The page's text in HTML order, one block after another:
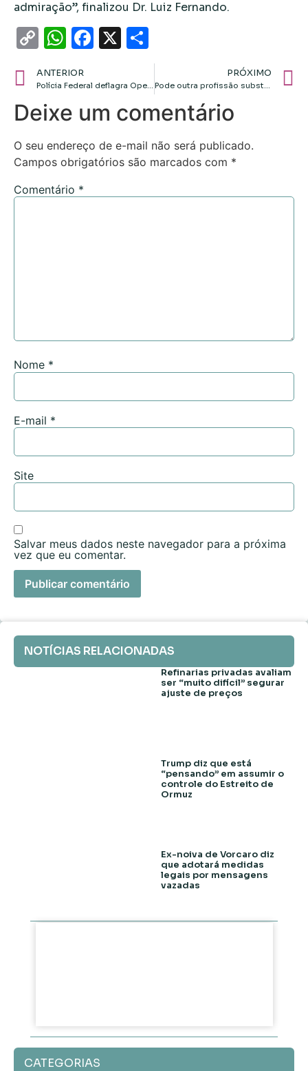
admiração”, finalizou Dr. Luiz Fernando.
CopyWhatsApp
Facebook
X
ANTERIOR
Polícia Federal deflagra Operação Sisamnes para investigar esquema de venda de sentenças e corrupção no TJMT
PRÓXIMO
Pode outra profissão substituir o engenheiro florestal no manejo florestal sem prejuízo ao meio ambiente?
Deixe um comentário
O seu endereço de e-mail não será publicado.
Campos obrigatórios são marcados com *
Comentário *
Nome *
E-mail *
Site
Salvar meus dados neste navegador para a próxima
vez que eu comentar.
NOTÍCIAS RELACIONADAS
Refinarias privadas avaliam
ser “muito difícil” segurar
ajuste de preços
Trump diz que está
“pensando” em assumir o
controle do Estreito de
Ormuz
Ex-noiva de Vorcaro diz
que adotará medidas
legais por mensagens
vazadas
CATEGORIAS